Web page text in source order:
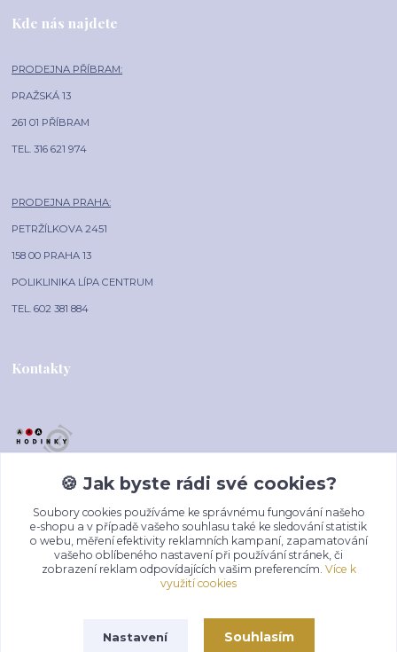
Kde nás najdete
PRODEJNA PŘÍBRAM:
PRAŽSKÁ 13
261 01 PŘÍBRAM
TEL. 316 621 974
PRODEJNA PRAHA:
PETRŽÍLKOVA 2451
158 00 PRAHA 13
POLIKLINIKA LÍPA CENTRUM
TEL. 602 381 884
Kontakty
AAA-HODINKY.CZ
+420 602 381 884
(Po-Pá, 10-16 hod.)
prodej@aaa-hodinky.cz
🍪 Jak byste rádi své cookies?
Soubory cookies používáme ke správnému fungování našeho
e-shopu a v případě vašeho souhlasu také ke sledování statistik
o webu, měření efektivity reklamních kampaní, zapamatování
vašeho oblíbeného nastavení při používání stránek, či
zobrazení reklam odpovídajících vašim preferencím. Více k
využití cookies
Nastavení Souhlasím